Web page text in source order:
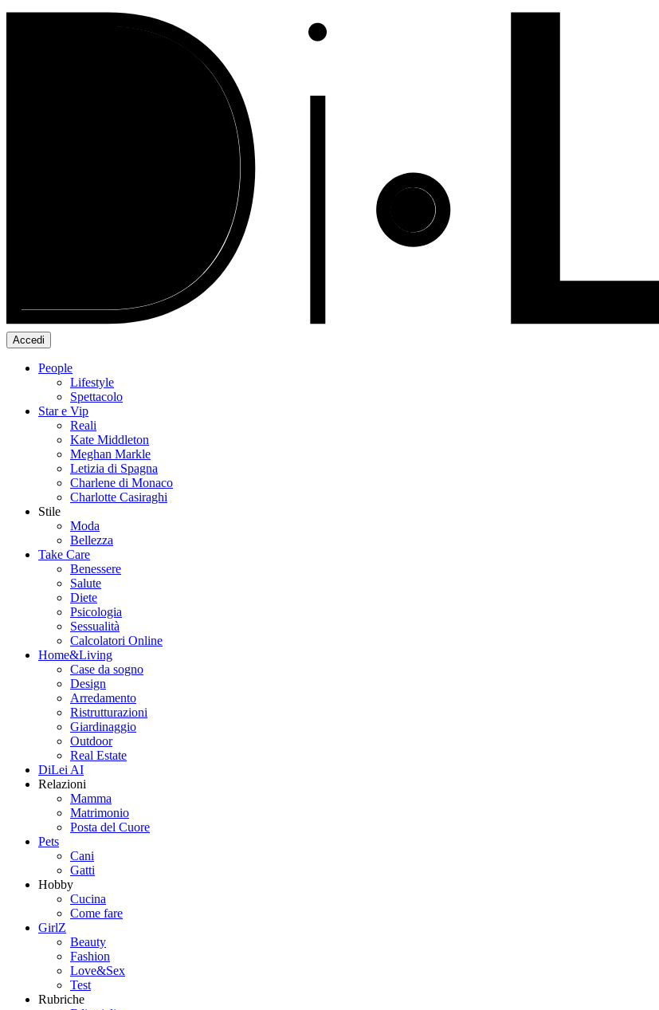
Accedi
People
Lifestyle
Spettacolo
Star e Vip
Reali
Kate Middleton
Meghan Markle
Letizia di Spagna
Charlene di Monaco
Charlotte Casiraghi
Stile
Moda
Bellezza
Take Care
Benessere
Salute
Diete
Psicologia
Sessualità
Calcolatori Online
Home&Living
Case da sogno
Design
Arredamento
Ristrutturazioni
Giardinaggio
Outdoor
Real Estate
DiLei AI
Relazioni
Mamma
Matrimonio
Posta del Cuore
Pets
Cani
Gatti
Hobby
Cucina
Come fare
GirlZ
Beauty
Fashion
Love&Sex
Test
Rubriche